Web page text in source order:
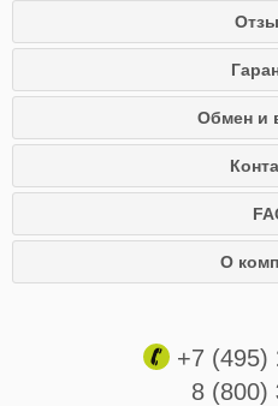
Обмен и
О
+7 (495)
8 (800)